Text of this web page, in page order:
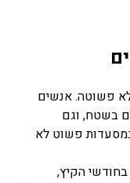
למשפחות
לא פשוטה. אנשים
בשטח, וגם
פשוט לא
הקיץ,